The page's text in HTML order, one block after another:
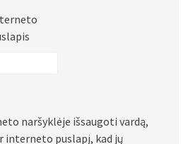
naršyklėje išsaugoti vardą,
interneto puslapį, kad jų